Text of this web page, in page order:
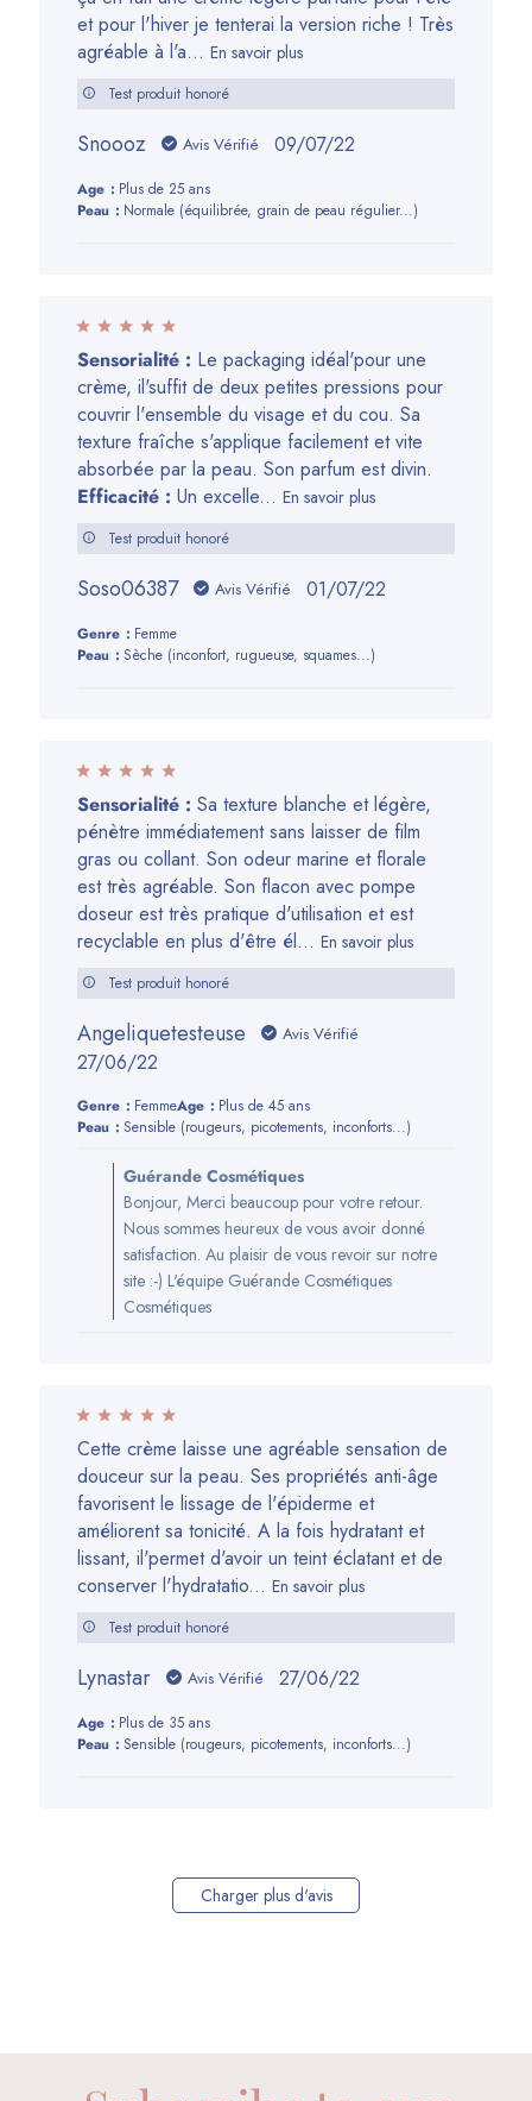
et pour l'hiver je tenterai la version riche ! Très
agréable à l'a... En savoir plus
Test produit honoré
Snoooz Avis Vérifié
Date
publication
09/07/22
Age:
Plus de 25 ans
Peau:
Normale (équilibrée, grain de peau régulier...)
Sensorialité : Le packaging idéal'pour une
crème, il'suffit de deux petites pressions pour
couvrir l'ensemble du visage et du cou. Sa
texture fraîche s'applique facilement et vite
absorbée par la peau. Son parfum est divin.
Efficacité : Un excelle... En savoir plus
Test produit honoré
Soso06387 Avis Vérifié
Date
publication
01/07/22
Genre:
Femme
Peau:
Sèche (inconfort, rugueuse, squames...)
Sensorialité : Sa texture blanche et légère,
pénètre immédiatement sans laisser de film
gras ou collant. Son odeur marine et florale
est très agréable. Son flacon avec pompe
doseur est très pratique d'utilisation et est
recyclable en plus d'être él... En savoir plus
Test produit honoré
Angeliquetesteuse Avis Vérifié
Date
publication
27/06/22
Genre: FemmeAge:
Plus de 45 ans
Peau:
Sensible (rougeurs, picotements, inconforts...)
du
propriétaire
de
la
Cosmétiques
du
Tue
Jun
28
2022
Guérande Cosmétiques
Bonjour, Merci beaucoup pour votre retour.
Nous sommes heureux de vous avoir donné
satisfaction. Au plaisir de vous revoir sur notre
site :-) L'équipe Guérande Cosmétiques
Cosmétiques
Cette crème laisse une agréable sensation de
douceur sur la peau. Ses propriétés anti-âge
favorisent le lissage de l'épiderme et
améliorent sa tonicité. A la fois hydratant et
lissant, il'permet d'avoir un teint éclatant et de
conserver l'hydratatio... En savoir plus
Test produit honoré
Lynastar Avis Vérifié
Date
publication
27/06/22
Age:
Plus de 35 ans
Peau:
Sensible (rougeurs, picotements, inconforts...)
Charger plus d'avis